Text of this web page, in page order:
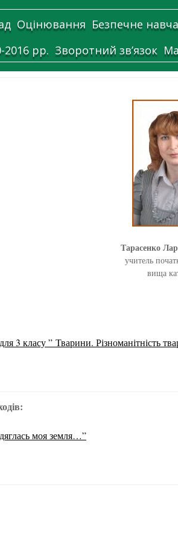
Оцінювання Безпечне
2016 рр. Зворотний зв’язок
Тарасенко
учитель
вища
3 класу ” Тварини. Різноманітність
моя земля…”